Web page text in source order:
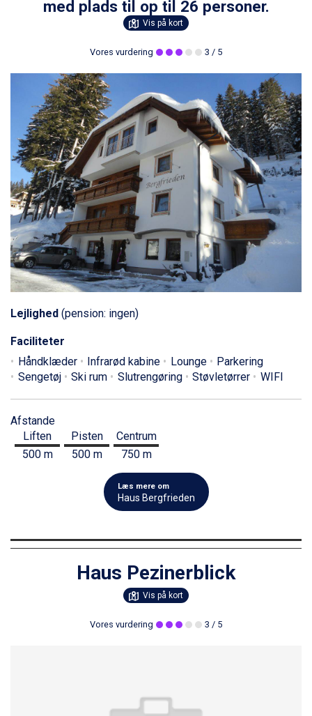
med plads til op til 26 personer.
Vis på kort
Vores vurdering 3 / 5
Lejlighed (pension: ingen)
Faciliteter
Håndklæder
Infrarød kabine Lounge
Parkering
Sengetøj
Ski rum Slutrengøring Støvletørrer WIFI
Afstande
Liften
500 m
Pisten
500 m
Centrum
750 m
Læs mere om
Haus Bergfrieden
Haus Pezinerblick
Vis på kort
Vores vurdering 3 / 5